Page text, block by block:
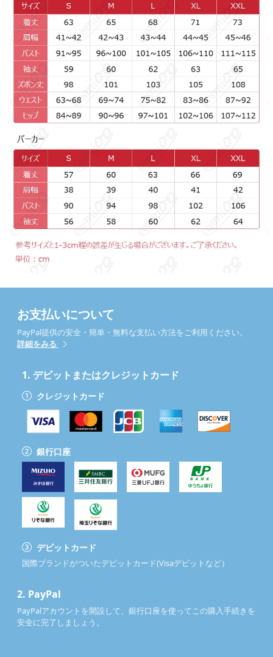
お支払いについて
PayPal提供の安全・簡単・無料な支払い方法をご利用ください。
詳細をみる
1. デビットまたはクレジットカード
クレジットカード
銀行口座
デビットカード
国際ブランドがついたデビットカード(Visaデビットなど）
2. PayPal
PayPalアカウントを開設して、銀行口座を使ってこの購入手続きを
安全に完了しましょう。